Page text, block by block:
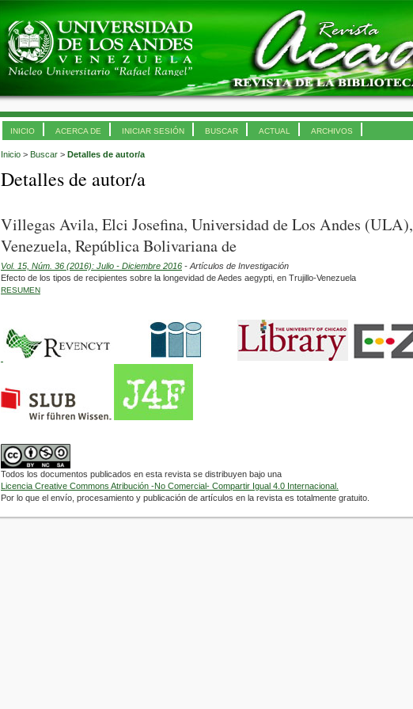
INICIO ACERCA DE INICIAR SESIÓN BUSCAR ACTUAL ARCHIVOS
Inicio > Buscar > Detalles de autor/a
Detalles de autor/a
Villegas Avila, Elci Josefina, Universidad de Los Andes (ULA),
Venezuela, República Bolivariana de
Vol. 15, Núm. 36 (2016): Julio - Diciembre 2016 - Artículos de Investigación
Efecto de los tipos de recipientes sobre la longevidad de Aedes aegypti, en Trujillo-Venezuela
RESUMEN
Todos los documentos publicados en esta revista se distribuyen bajo una
Licencia Creative Commons Atribución -No Comercial- Compartir Igual 4.0 Internacional.
Por lo que el envío, procesamiento y publicación de artículos en la revista es totalmente gratuito.